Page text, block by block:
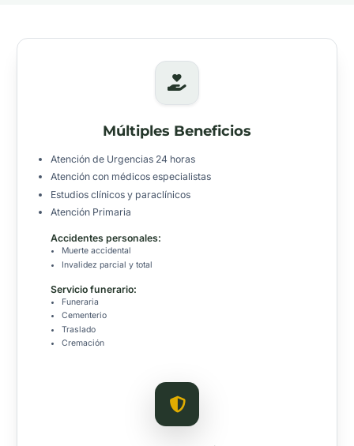
Múltiples Beneficios
Atención de Urgencias 24 horas
Atención con médicos especialistas
Estudios clínicos y paraclínicos
Atención Primaria
Accidentes personales:
Muerte accidental
Invalidez parcial y total
Servicio funerario:
Funeraria
Cementerio
Traslado
Cremación